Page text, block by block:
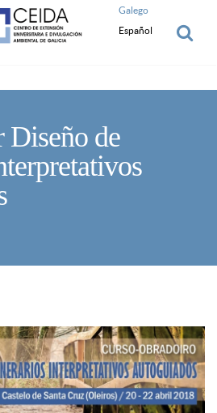
Galego
Español
Diseño de